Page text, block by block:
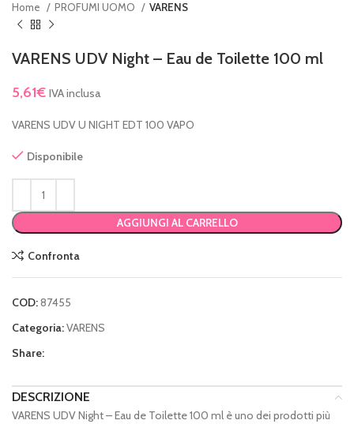
Home PROFUMI UOMO VARENS
VARENS UDV Night – Eau de Toilette 100 ml
5,61€ IVA inclusa
VARENS UDV U NIGHT EDT 100 VAPO
Disponibile
AGGIUNGI AL CARRELLO
Confronta
COD:87455
Categoria:VARENS
Share:
DESCRIZIONE
VARENS UDV Night – Eau de Toilette 100 ml è uno dei prodotti più